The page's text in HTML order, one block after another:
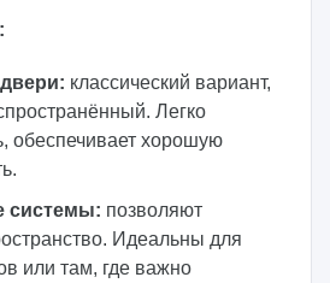
классический вариант,
Легко
обеспечивает хорошую
системы: позволяют
Идеальны для
или там, где важно